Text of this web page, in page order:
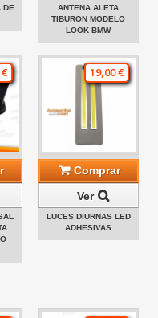
DE
ANTENA ALETA
TIBURON MODELO
LOOK BMW
19,00 €
Comprar
Ver
LUCES DIURNAS LED
ADHESIVAS